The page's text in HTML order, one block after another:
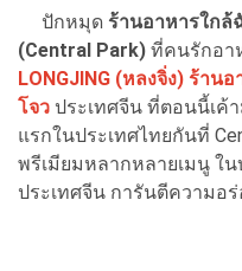
ปักหมุด ร้านอาหารใกล้
(Central Park) ที่คนรักอา
LONGJING (หลงจิ่ง) ร้าน
โจว ประเทศจีน ที่ตอนนี้เค้
แรกในประเทศไทยกันที่
พรีเมียมหลากหลายเมนู ใ
ประเทศจีน การันตีความอ